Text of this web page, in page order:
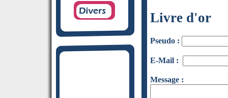
Livre d'or
Pseudo :
E-Mail :
Message :